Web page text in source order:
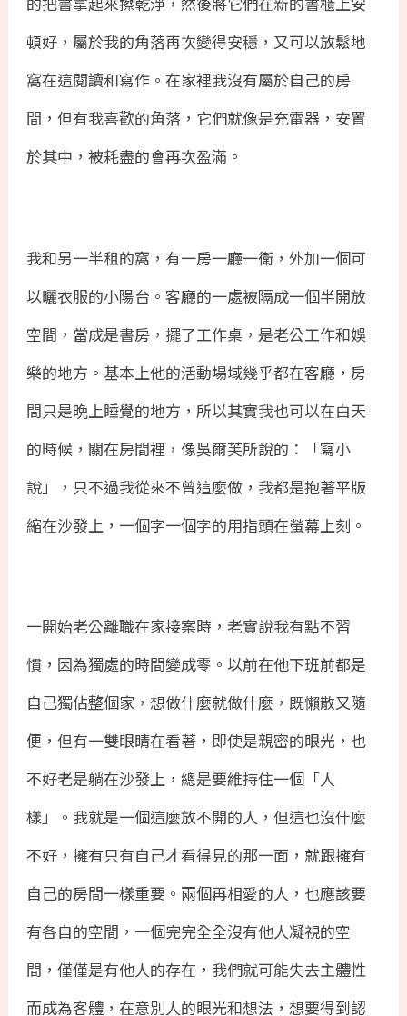
頓好，屬於我的角落再次變得安穩，又可以放鬆地
窩在這閱讀和寫作。在家裡我沒有屬於自己的房
間，但有我喜歡的角落，它們就像是充電器，安置
於其中，被耗盡的會再次盈滿。
我和另一半租的窩，有一房一廳一衛，外加一個可
以曬衣服的小陽台。客廳的一處被隔成一個半開放
空間，當成是書房，擺了工作桌，是老公工作和娛
樂的地方。基本上他的活動場域幾乎都在客廳，房
間只是晩上睡覺的地方，所以其實我也可以在白天
的時候，關在房間裡，像吳爾芙所說的：「寫小
說」，只不過我從來不曾這麼做，我都是抱著平版
縮在沙發上，一個字一個字的用指頭在螢幕上刻。
一開始老公離職在家接案時，老實說我有點不習
慣，因為獨處的時間變成零。以前在他下班前都是
自己獨佔整個家，想做什麼就做什麼，既懶散又隨
便，但有一雙眼睛在看著，即使是親密的眼光，也
不好老是躺在沙發上，總是要維持住一個「人
樣」。我就是一個這麼放不開的人，但這也沒什麼
不好，擁有只有自己才看得見的那一面，就跟擁有
自己的房間一樣重要。兩個再相愛的人，也應該要
有各自的空間，一個完完全全沒有他人凝視的空
間，僅僅是有他人的存在，我們就可能失去主體性
而成為客體，在意別人的眼光和想法，想要得到認